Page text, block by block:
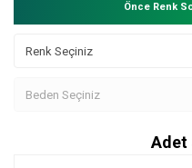
Önce Renk
Adet